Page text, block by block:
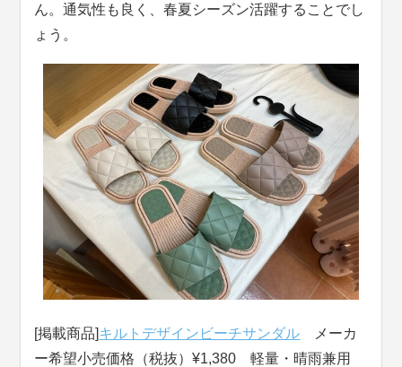
ん。通気性も良く、春夏シーズン活躍することでし
ょう。
[掲載商品]キルトデザインビーチサンダル メーカ
ー希望小売価格（税抜）¥1,380 軽量・晴雨兼用